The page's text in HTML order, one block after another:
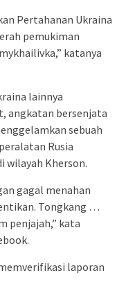
Pertahanan Ukraina
pemukiman
katanya
lainnya
angkatan bersenjata
sebuah
Rusia
wilayah Kherson.
gagal menahan
Tongkang …
penjajah,” kata
laporan